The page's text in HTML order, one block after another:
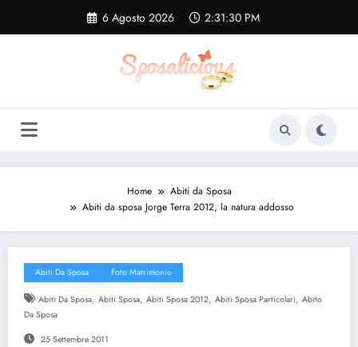
contenuto
6 Agosto 2026 2:31:31 PM
Home
Abiti da Sposa
Abiti da sposa Jorge Terra 2012, la natura addosso
Abiti Da Sposa Foto Matrimonio
Abiti Da Sposa, Abiti Sposa, Abiti Sposa 2012, Abiti Sposa Particolari, Abito
Da Sposa
25 Settembre 2011